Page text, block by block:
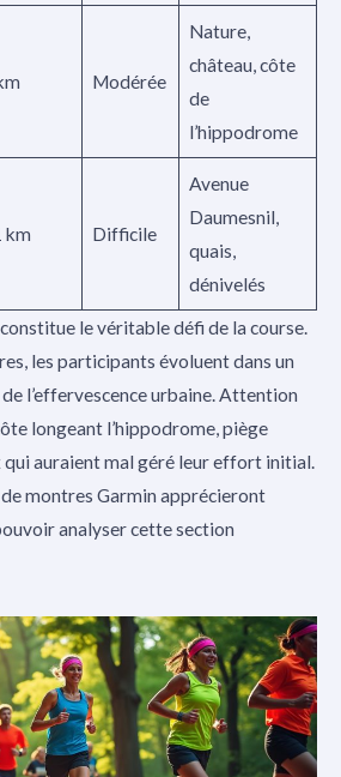
Modérée
Nature,
château, côte
de
l’hippodrome
km Difficile
Avenue
Daumesnil,
quais,
dénivelés
le véritable défi de la course.
les participants évoluent dans un
l’effervescence urbaine. Attention
longeant l’hippodrome, piège
auraient mal géré leur effort initial.
montres Garmin apprécieront
analyser cette section